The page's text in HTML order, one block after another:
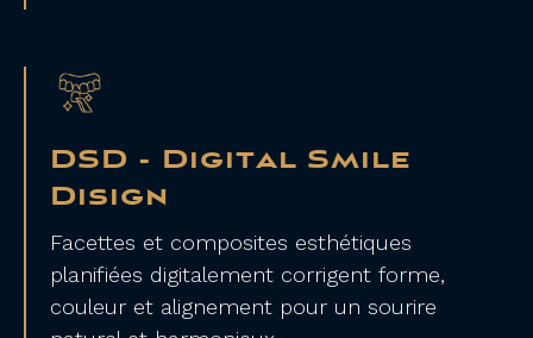
DSD - Digital Smile
Disign
Facettes et composites esthétiques
planifiées digitalement corrigent forme,
couleur et alignement pour un sourire